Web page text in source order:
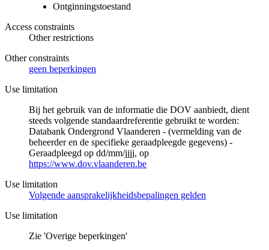
Ontginningstoestand
Access constraints
Other restrictions
Other constraints
geen beperkingen
Use limitation
Bij het gebruik van de informatie die DOV aanbiedt, dient
steeds volgende standaardreferentie gebruikt te worden:
Databank Ondergrond Vlaanderen - (vermelding van de
beheerder en de specifieke geraadpleegde gegevens) -
Geraadpleegd op dd/mm/jjjj, op
https://www.dov.vlaanderen.be
Use limitation
Volgende aansprakelijkheidsbepalingen gelden
Use limitation
Zie 'Overige beperkingen'